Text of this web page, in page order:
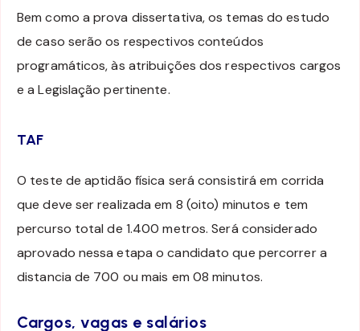
Bem como a prova dissertativa, os temas do estudo
de caso serão os respectivos conteúdos
programáticos, às atribuições dos respectivos cargos
e a Legislação pertinente.
TAF
O teste de aptidão física será consistirá em corrida
que deve ser realizada em 8 (oito) minutos e tem
percurso total de 1.400 metros. Será considerado
aprovado nessa etapa o candidato que percorrer a
distancia de 700 ou mais em 08 minutos.
Cargos, vagas e salários